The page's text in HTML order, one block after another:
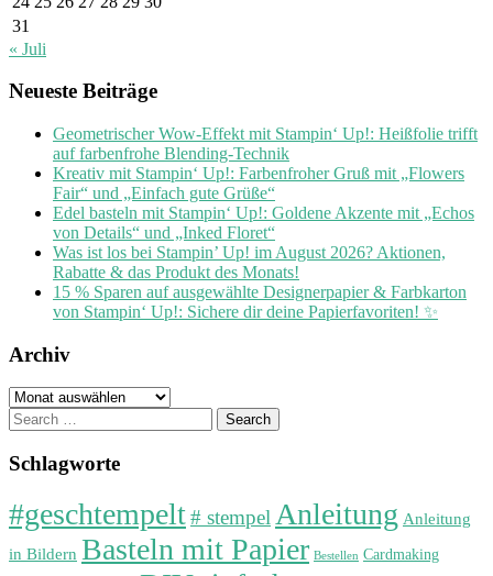
31
« Juli
Neueste Beiträge
Geometrischer Wow-Effekt mit Stampin‘ Up!: Heißfolie trifft
auf farbenfrohe Blending-Technik
Kreativ mit Stampin‘ Up!: Farbenfroher Gruß mit „Flowers
Fair“ und „Einfach gute Grüße“
Edel basteln mit Stampin‘ Up!: Goldene Akzente mit „Echos
von Details“ und „Inked Floret“
Was ist los bei Stampin’ Up! im August 2026? Aktionen,
Rabatte & das Produkt des Monats!
15 % Sparen auf ausgewählte Designerpapier & Farbkarton
von Stampin‘ Up!: Sichere dir deine Papierfavoriten! ✨
Archiv
Archiv
Search
for:
Schlagworte
#geschtempelt# stempel Anleitung Anleitung
in Bildern Basteln mit Papier Bestellen Cardmaking